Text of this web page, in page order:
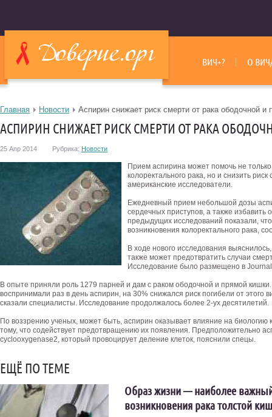
ВИЧ+? О
Главная Новости Аспирин снижает риск смерти от рака ободочной и
АСПИРИН СНИЖАЕТ РИСК СМЕРТИ ОТ РАКА
25 Апр 2014 Рубрика: Новости
Прием аспирина может помочь не
колоректального рака, но и снизить
американские исследователи.
Ежедневный прием небольшой дозы
сердечных приступов, а также
предыдущих исследований показали,
возникновения колоректального рака,
В ходе нового исследования
также может предотвратить случаи
Исследование было размещено в
В опыте приняли роль 1279 парней и дам с раком ободочной и прямой
воспринимали раз в день аспирин, на 30% снижался риск погибели от этого
сказали специалисты. Исследование продолжалось более 2-ух десятилетий.
По воззрению ученых, может быть, аспирин оказывает влияние на биологию
тому, что содействует предотвращению их появления. Предположительно
cyclooxygenase2, который провоцирует деление клеток, пояснили спецы.
ЕЩЁ ПО ТЕМЕ
Образ жизни — наиболее
возникновения рака толстой